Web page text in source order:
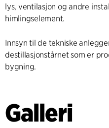
lys, ventilasjon og andre
himlingselement.
Innsyn til de tekniske
destillasjonstårnet som er
bygning.
Galleri